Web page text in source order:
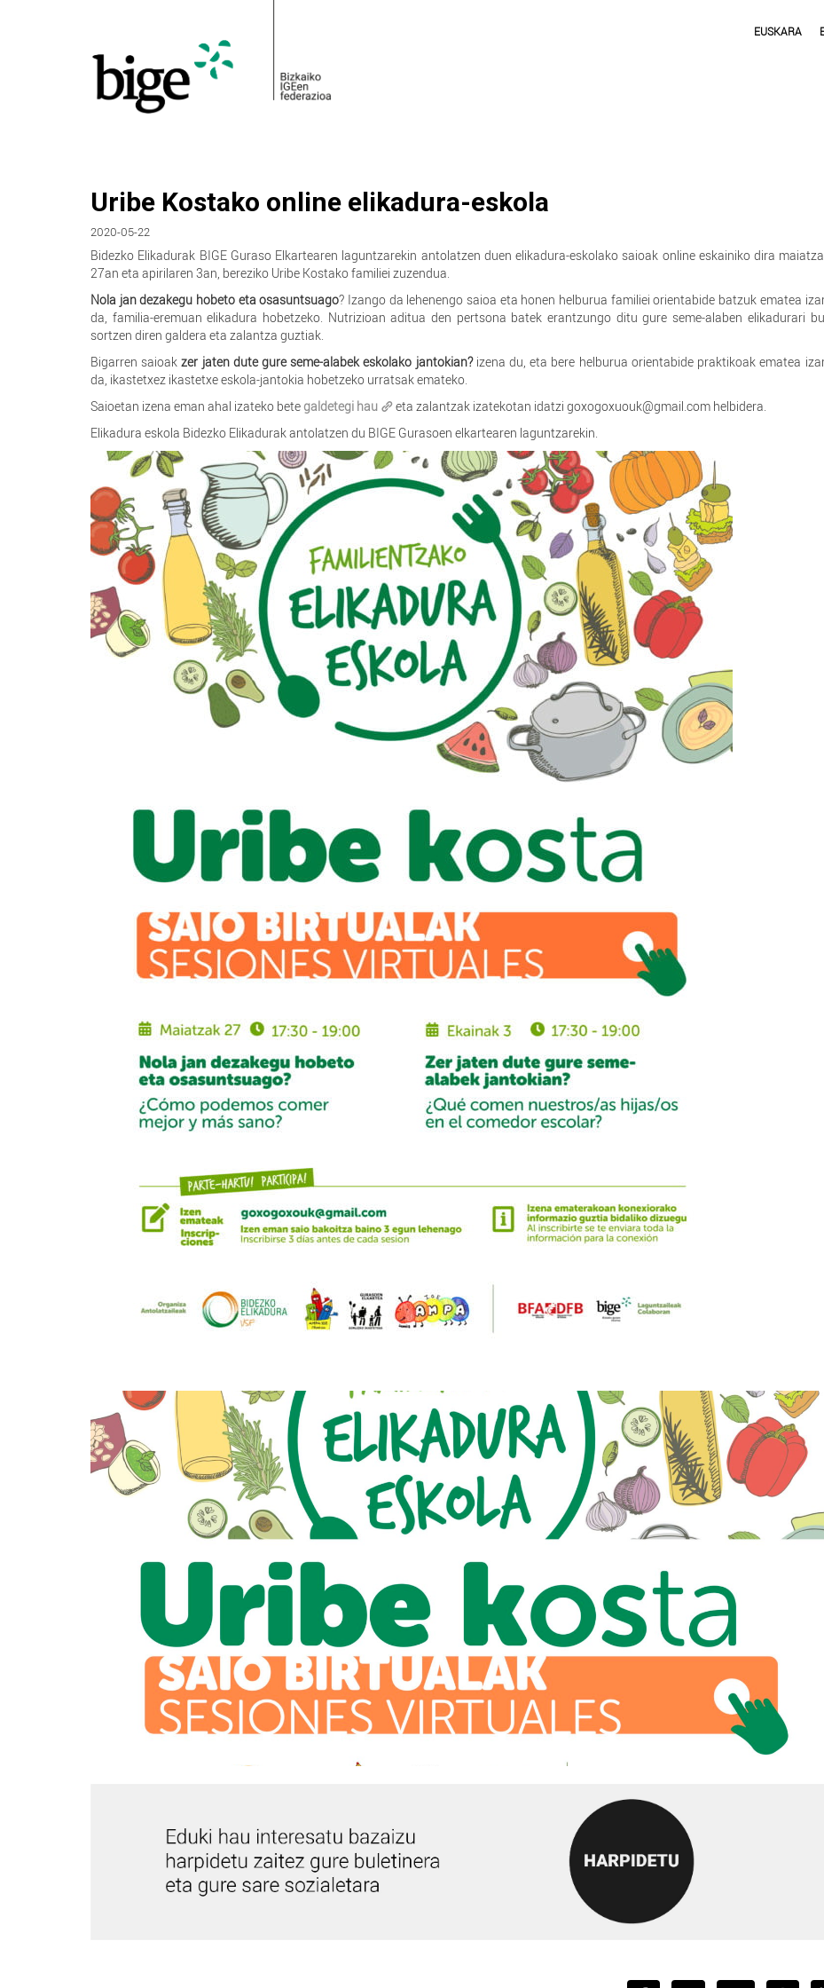
EUSKARA
Uribe Kostako online elikadura-eskola
2020-05-22
Bidezko Elikadurak BIGE Guraso Elkartearen laguntzarekin antolatzen duen elikadura-eskolako saioak online eskainiko dira
27an eta apirilaren 3an, bereziko Uribe Kostako familiei zuzendua.
Nola jan dezakegu hobeto eta osasuntsuago? Izango da lehenengo saioa eta honen helburua familiei orientabide batzuk ematea
da, familia-eremuan elikadura hobetzeko. Nutrizioan aditua den pertsona batek erantzungo ditu gure seme-alaben elikadurari
sortzen diren galdera eta zalantza guztiak.
Bigarren saioakzer jaten dute gure seme-alabek eskolako jantokian? izena du, eta bere helburua orientabide praktikoak ematea
da, ikastetxez ikastetxe eskola-jantokia hobetzeko urratsak emateko.
Saioetan izena eman ahal izateko bete galdetegi hau
eta zalantzak izatekotan idatzi goxogoxuouk@gmail.com helbidera.
Elikadura eskola Bidezko Elikadurak antolatzen du BIGE Gurasoen elkartearen laguntzarekin.